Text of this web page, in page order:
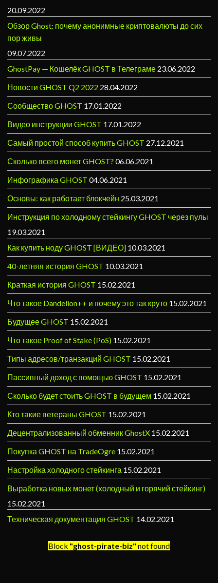
20.09.2022
Обзор Ghost: почему анонимные криптовалюты до сих
пор живы
09.07.2022
GhostPay — Кошелёк GHOST в Телеграме 23.06.2022
Новости GHOST Q2 2022 28.04.2022
Сообщество GHOST 17.01.2022
Видео инструкции GHOST 17.01.2022
Самый простой способ купить GHOST 27.12.2021
Сколько всего монет GHOST? 06.06.2021
Инфографика GHOST 04.06.2021
Основы: как работает блокчейн 25.03.2021
Инструкция по холодному стейкингу GHOST через пулы
19.03.2021
Как купить ноду GHOST [ВИДЕО] 10.03.2021
40-летняя история GHOST 10.03.2021
Краткая история GHOST 15.02.2021
Что такое Dandelion++ и почему это так круто 15.02.2021
Будущее GHOST 15.02.2021
Что такое Proof of Stake (PoS) 15.02.2021
Типы адресов/транзакций GHOST 15.02.2021
Пассивный доход с помощью GHOST 15.02.2021
Сколько будет стоить GHOST в будущем 15.02.2021
Кто такие ветераны GHOST 15.02.2021
Децентрализованный обменник GhostX 15.02.2021
Покупка GHOST на TradeOgre 15.02.2021
Настройка холодного стейкинга 15.02.2021
Выработка новых монет (холодный и горячий стейкинг)
15.02.2021
Техническая документация GHOST 14.02.2021
Block "ghost-pirate-biz" not found